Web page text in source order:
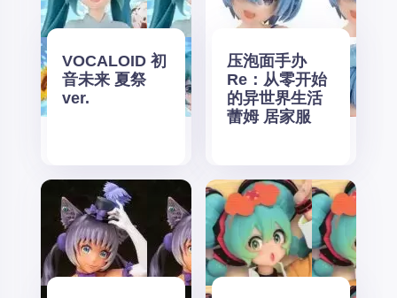
VOCALOID 初
音未来 夏祭
ver.
压泡面手办
Re：从零开始
的异世界生活
蕾姆 居家服